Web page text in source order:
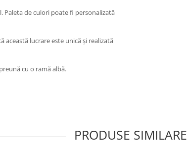
Paleta de culori poate fi personalizată
această lucrare este unică și realizată
cu o ramă albă.
PRODUSE SIMILARE